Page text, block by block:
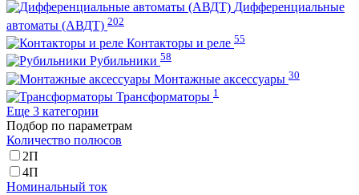
Дифференциальные
автоматы (АВДТ) 202
Контакторы и реле 55
Рубильники 58
Монтажные аксессуары 30
Трансформаторы 1
Еще 3 категории
Подбор по параметрам
Количество полюсов
2П
4П
Номинальный ток